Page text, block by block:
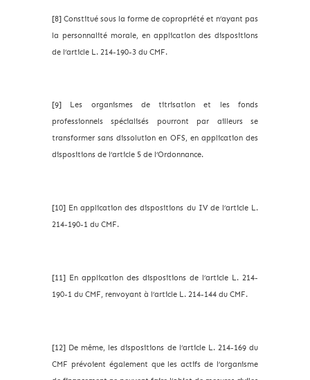
[8] Constitué sous la forme de copropriété et n’ayant pas
la personnalité morale, en application des dispositions
de l’article L. 214-190-3 du CMF.
[9] Les organismes de titrisation et les fonds
professionnels spécialisés pourront par ailleurs se
transformer sans dissolution en OFS, en application des
dispositions de l’article 5 de l’Ordonnance.
[10] En application des dispositions du IV de l’article L.
214-190-1 du CMF.
[11] En application des dispositions de l’article L. 214-
190-1 du CMF, renvoyant à l’article L. 214-144 du CMF.
[12] De même, les dispositions de l’article L. 214-169 du
CMF prévoient également que les actifs de l’organisme